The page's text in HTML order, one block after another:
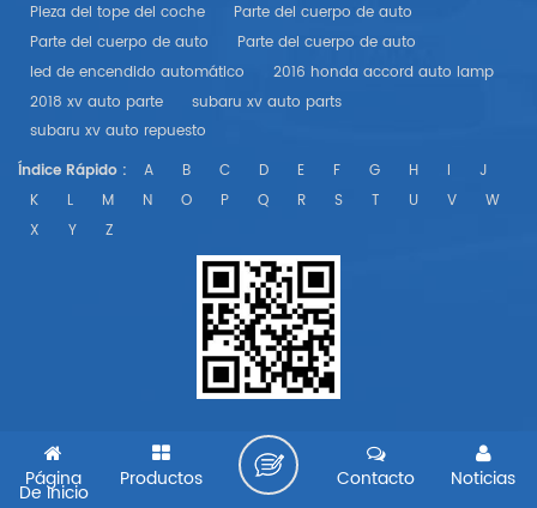
Pieza del tope del coche
Parte del cuerpo de auto
Parte del cuerpo de auto
Parte del cuerpo de auto
led de encendido automático
2016 honda accord auto lamp
2018 xv auto parte
subaru xv auto parts
subaru xv auto repuesto
Índice Rápido :
A B C D E F G H I
J
K
L M N O P Q R S T U V
W
X
Y Z
Página
De Inicio
Productos Noticias
Contacto